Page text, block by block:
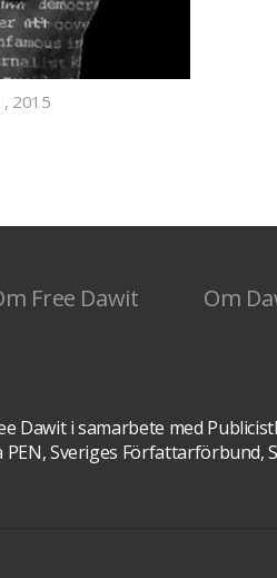
2015
Free Dawit Om
Dawit i samarbete med
Sveriges Författarförbund,